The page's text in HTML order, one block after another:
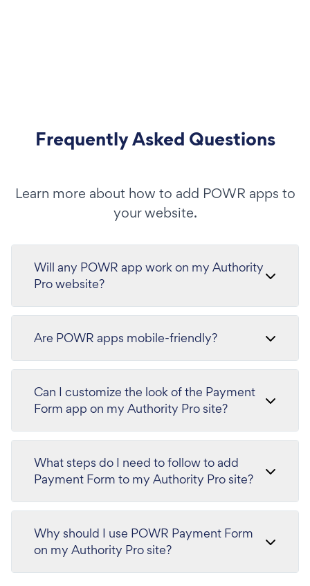
Frequently Asked Questions
Learn more about how to add POWR apps to
your website.
Will any POWR app work on my Authority
Pro website?
Are POWR apps mobile-friendly?
Can I customize the look of the Payment
Form app on my Authority Pro site?
What steps do I need to follow to add
Payment Form to my Authority Pro site?
Why should I use POWR Payment Form
on my Authority Pro site?